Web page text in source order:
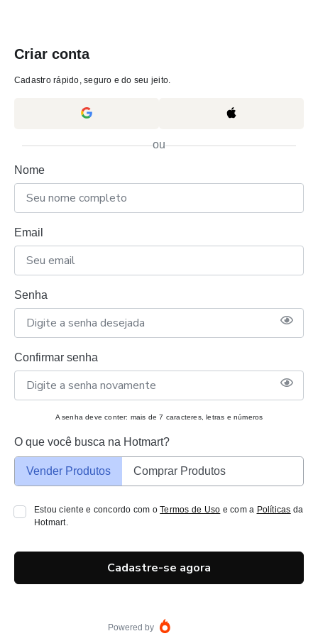
Criar conta
Cadastro rápido, seguro e do seu jeito.
ou
Nome
Email
Senha
Confirmar senha
A senha deve conter: mais de 7 caracteres, letras e números
O que você busca na Hotmart?
Vender Produtos Comprar Produtos
Estou ciente e concordo com oTermos de Uso e com a Políticas da
Hotmart.
Cadastre-se agora
Powered by